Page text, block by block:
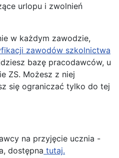
urlopu i zwolnień
w każdym zawodzie,
zawodów szkolnictwa
bazę pracodawców, u
ZS. Możesz z niej
się ograniczać tylko do tej
na przyjęcie ucznia -
dostępna tutaj.